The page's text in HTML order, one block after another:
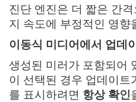
진단 엔진은 더 짧은 간
지 속도에 부정적인 영향
이동식 미디어에서 업데
생성된 미러가 포함되어
이 선택된 경우 업데이
를 표시하려면 항상 확인